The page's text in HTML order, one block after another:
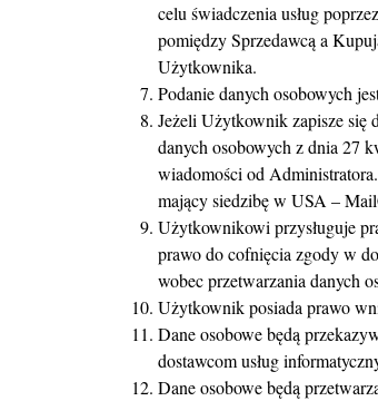
celu świadczenia usług
pomiędzy Sprzedawcą a
Użytkownika.
Podanie danych osobowych
Jeżeli Użytkownik zapisze się
danych osobowych z dnia 27
wiadomości od
mający siedzibę w USA –
Użytkownikowi przysługuje
prawo do cofnięcia zgody w
wobec przetwarzania danych
Użytkownik posiada prawo
Dane osobowe będą
dostawcom usług
Dane osobowe będą